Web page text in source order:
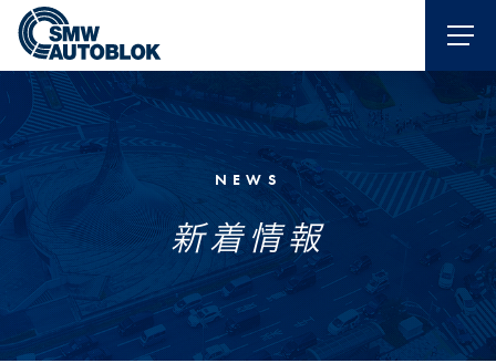
NEWS
新着情報